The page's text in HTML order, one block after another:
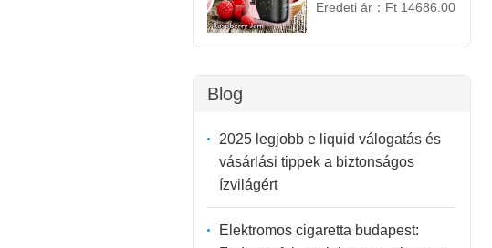
Eredeti ár： Ft 14686.00
Blog
2025 legjobb e liquid válogatás és
vásárlási tippek a biztonságos
ízvilágért
Elektromos cigaretta budapest: